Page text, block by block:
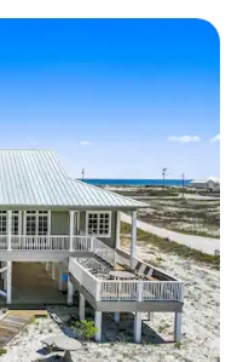
appréciés